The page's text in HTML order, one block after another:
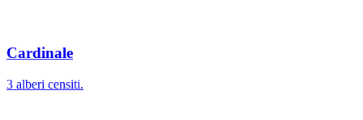
Cardinale
3 alberi censiti.